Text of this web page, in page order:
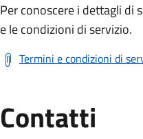
Per conoscere i dettagli di
e le condizioni di servizio.
Termini e condizioni di
Contatti